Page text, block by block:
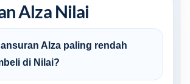
Alza Nilai
Alza paling rendah
di Nilai?